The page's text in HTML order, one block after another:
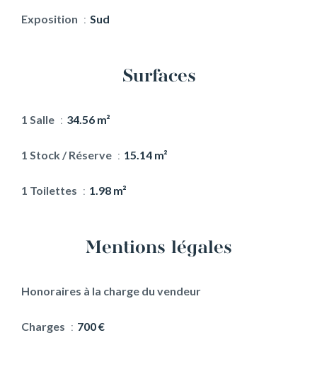
Exposition Sud
Surfaces
1 Salle 34.56 m²
1 Stock / Réserve 15.14 m²
1 Toilettes 1.98 m²
Mentions légales
Honoraires à la charge du vendeur
Charges 700 €